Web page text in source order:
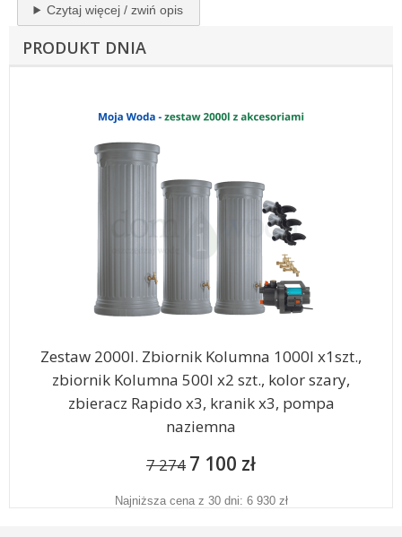
PRODUKT DNIA
Zestaw 2000l. Zbiornik Kolumna 1000l x1szt.,
zbiornik Kolumna 500l x2 szt., kolor szary,
zbieracz Rapido x3, kranik x3, pompa
naziemna
7 274 7 100 zł
Najniższa cena z 30 dni: 6 930 zł
Czytaj więcej / zwiń opis